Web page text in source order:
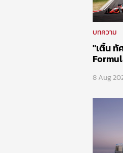
บทความ
"เติ้น ทั
8 Aug